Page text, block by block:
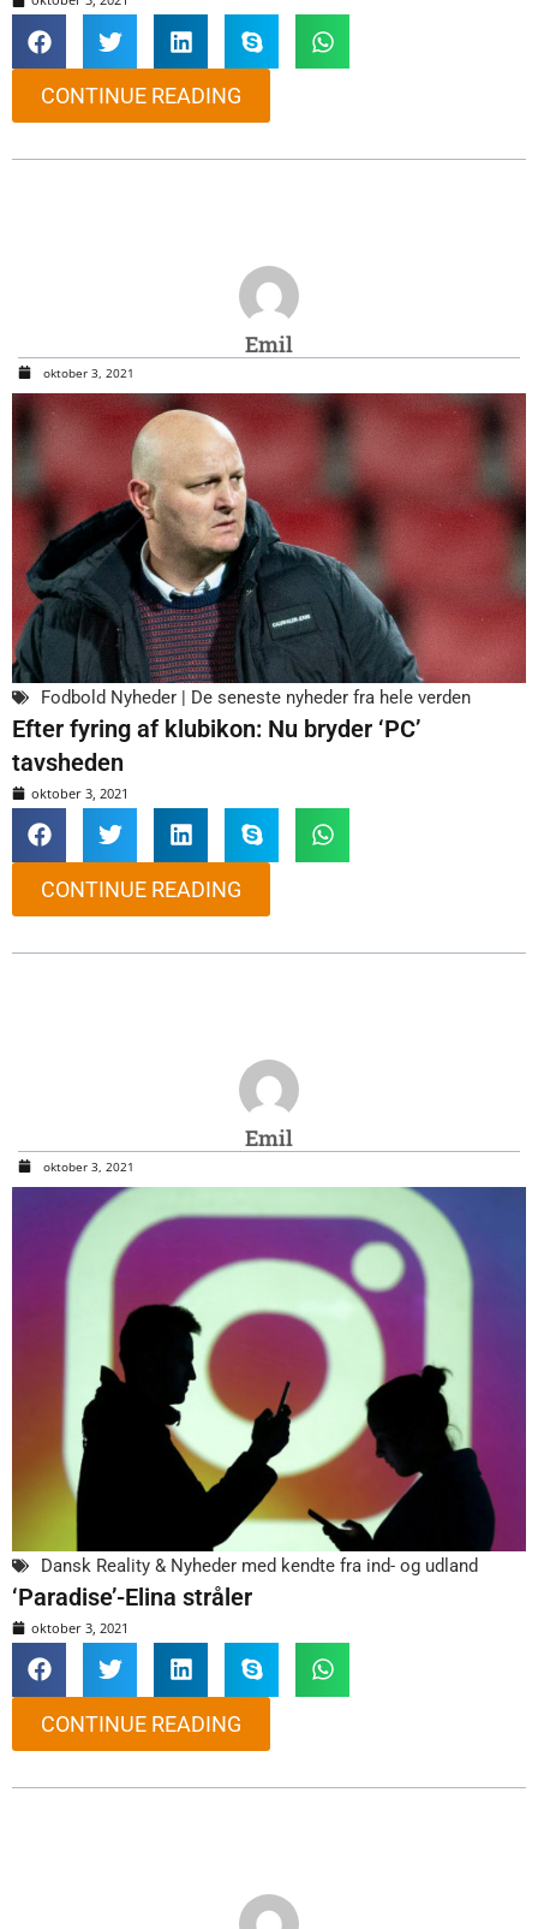
CONTINUE READING
Emil
oktober 3, 2021
Fodbold Nyheder | De seneste nyheder fra hele verden
Efter fyring af klubikon: Nu bryder ‘PC’
tavsheden
oktober 3, 2021
CONTINUE READING
Emil
oktober 3, 2021
Dansk Reality & Nyheder med kendte fra ind- og udland
‘Paradise’-Elina stråler
oktober 3, 2021
CONTINUE READING